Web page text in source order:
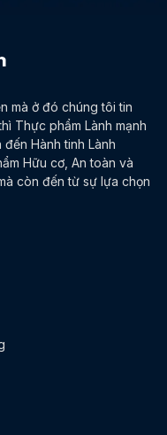
mà ở đó chúng tôi tin
Thực phẩm Lành mạnh
Hành tinh Lành
Hữu cơ, An toàn và
còn đến từ sự lựa chọn